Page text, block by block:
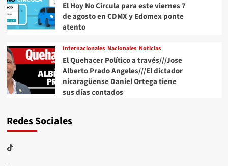
El Hoy No Circula para este viernes 7
de agosto en CDMX y Edomex ponte
atento
Internacionales Nacionales Noticias
El Quehacer Político a través///Jose
Alberto Prado Angeles///El dictador
nicaragüense Daniel Ortega tiene
sus días contados
Redes Sociales
TikTok